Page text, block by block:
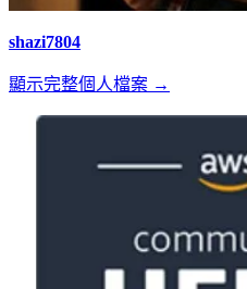
shazi7804
顯示完整個人檔案 →